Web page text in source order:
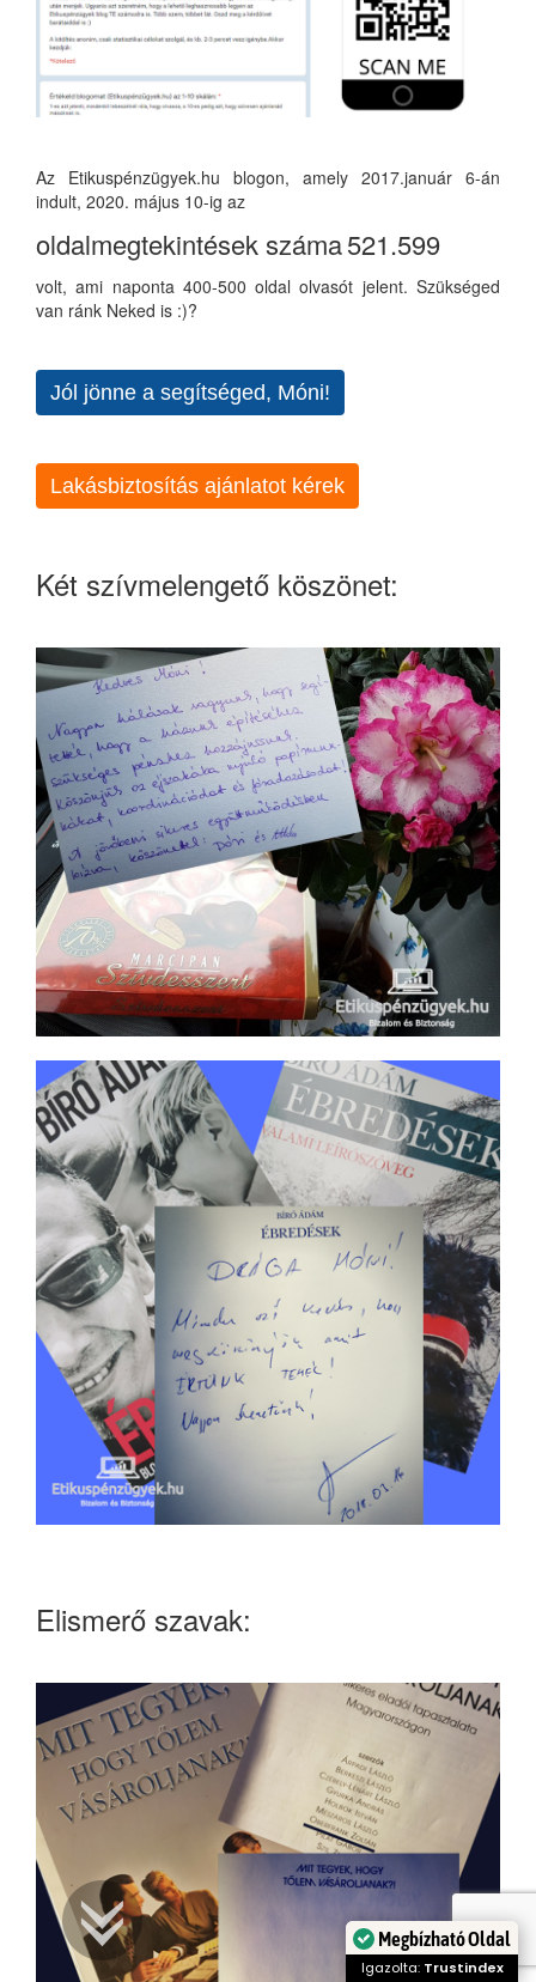
Az Etikuspénzügyek.hu blogon, amely 2017.január 6-án
indult, 2020. május 10-ig az
oldalmegtekintések száma521.599
volt, ami naponta 400-500 oldal olvasót jelent. Szükséged
van ránk Neked is :)?
Jól jönne a segítséged, Móni!
Lakásbiztosítás ajánlatot kérek
Két szívmelengető köszönet:
Elismerő szavak:
Megbízható Oldal